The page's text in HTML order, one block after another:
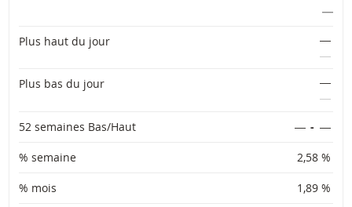
―
Plus haut du jour
―
―
Plus bas du jour
―
―
52 semaines Bas/Haut
― - ―
% semaine 2,58 %
% mois 1,89 %